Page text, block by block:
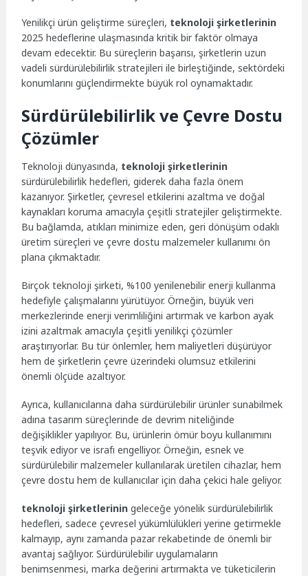
Yenilikçi ürün geliştirme süreçleri, teknoloji şirketlerinin
2025 hedeflerine ulaşmasında kritik bir faktör olmaya
devam edecektir. Bu süreçlerin başarısı, şirketlerin uzun
vadeli sürdürülebilirlik stratejileri ile birleştiğinde, sektördeki
konumlarını güçlendirmekte büyük rol oynamaktadır.
Sürdürülebilirlik ve Çevre Dostu
Çözümler
Teknoloji dünyasında, teknoloji şirketlerinin
sürdürülebilirlik hedefleri, giderek daha fazla önem
kazanıyor. Şirketler, çevresel etkilerini azaltma ve doğal
kaynakları koruma amacıyla çeşitli stratejiler geliştirmekte.
Bu bağlamda, atıkları minimize eden, geri dönüşüm odaklı
üretim süreçleri ve çevre dostu malzemeler kullanımı ön
plana çıkmaktadır.
Birçok teknoloji şirketi, %100 yenilenebilir enerji kullanma
hedefiyle çalışmalarını yürütüyor. Örneğin, büyük veri
merkezlerinde enerji verimliliğini artırmak ve karbon ayak
izini azaltmak amacıyla çeşitli yenilikçi çözümler
araştırıyorlar. Bu tür önlemler, hem maliyetleri düşürüyor
hem de şirketlerin çevre üzerindeki olumsuz etkilerini
önemli ölçüde azaltıyor.
Ayrıca, kullanıcılarına daha sürdürülebilir ürünler sunabilmek
adına tasarım süreçlerinde de devrim niteliğinde
değişiklikler yapılıyor. Bu, ürünlerin ömür boyu kullanımını
teşvik ediyor ve israfı engelliyor. Örneğin, esnek ve
sürdürülebilir malzemeler kullanılarak üretilen cihazlar, hem
çevre dostu hem de kullanıcılar için daha çekici hale geliyor.
teknoloji şirketlerinin geleceğe yönelik sürdürülebilirlik
hedefleri, sadece çevresel yükümlülükleri yerine getirmekle
kalmayıp, aynı zamanda pazar rekabetinde de önemli bir
avantaj sağlıyor. Sürdürülebilir uygulamaların
benimsenmesi, marka değerini artırmakta ve tüketicilerin